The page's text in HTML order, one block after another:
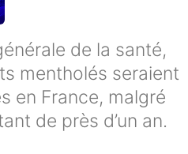
de la santé,
mentholés seraient
en France, malgré
de près d’un an.